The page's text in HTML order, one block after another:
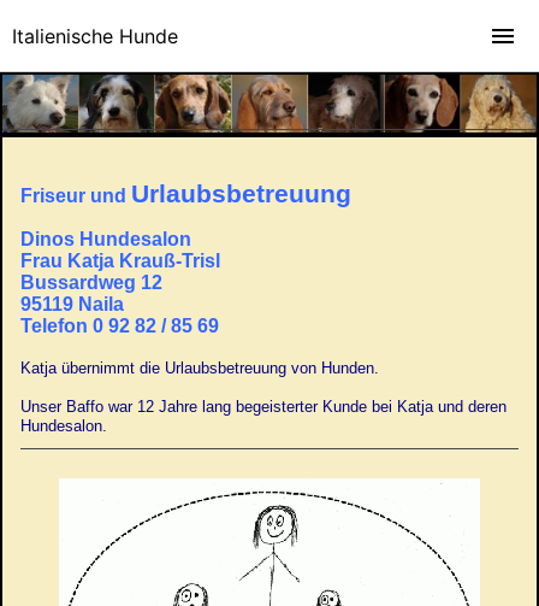
Friseur und Urlaubsbetreuung
Dinos Hundesalon
Frau Katja Krauß-Trisl
Bussardweg 12
95119 Naila
Telefon 0 92 82 / 85 69
Katja übernimmt die Urlaubsbetreuung von Hunden.
Unser Baffo war 12 Jahre lang begeisterter Kunde bei Katja und deren
Hundesalon.
Italienische Hunde